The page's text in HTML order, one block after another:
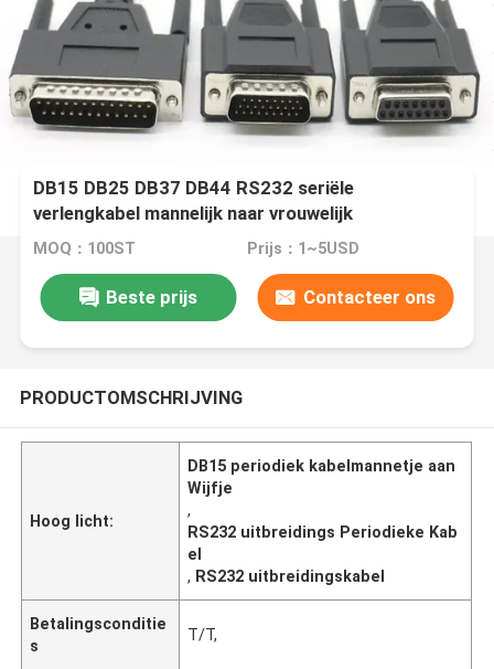
DB15 DB25 DB37 DB44 RS232 seriële
verlengkabel mannelijk naar vrouwelijk
MOQ：100ST Prijs：1~5USD
Beste prijs Contacteer ons
PRODUCTOMSCHRIJVING
Hoog licht:
DB15 periodiek kabelmannetje aan
Wijfje
,
RS232 uitbreidings Periodieke Kab
el
, RS232 uitbreidingskabel
Betalingsconditie
s
T/T,